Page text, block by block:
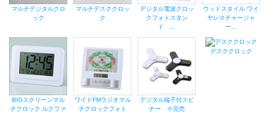
マルチデジタルクロ
ック
マルチデスククロッ
ク
デジタル電波クロッ
クフォトスタン
ド ...
ウッドスタイル ワイ
ヤレスチャージャ
ー...
BIGスクリーンマル
チクロック ルクファ
ワイドFMラジオマル
チクロックフォト
デジタル端子付スピ
ナー ※完売
デスククロック